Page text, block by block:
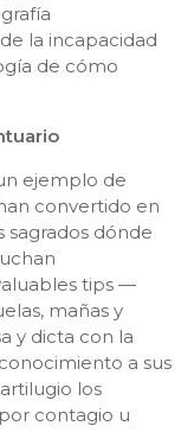
la incapacidad
de cómo
ejemplo de
convertido en
sagrados dónde
tips —
mañas y
y dicta con la
a sus
los
contagio u